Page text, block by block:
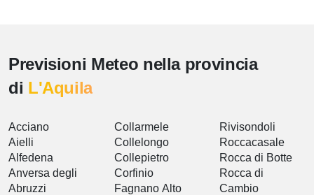
Previsioni Meteo nella provincia
di L'Aquila
Acciano
Aielli
Alfedena
Anversa degli
Abruzzi
Collarmele
Collelongo
Collepietro
Corfinio
Fagnano Alto
Rivisondoli
Roccacasale
Rocca di Botte
Rocca di
Cambio